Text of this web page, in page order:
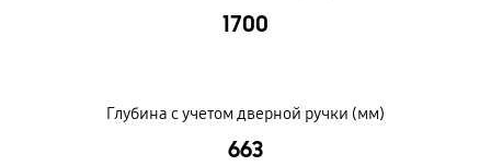
1700
Глубина с учетом дверной ручки (мм)
663